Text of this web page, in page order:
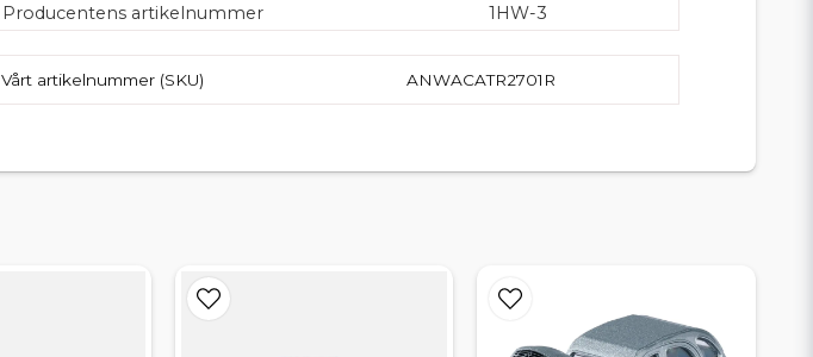
Producentens artikelnummer
1HW-3
Vårt artikelnummer (SKU) ANWACATR2701R